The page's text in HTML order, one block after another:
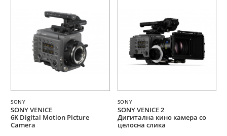
SONY
SONY VENICE
6K Digital Motion Picture
Camera
SONY
SONY VENICE 2
Дигитална кино камера со
целосна слика